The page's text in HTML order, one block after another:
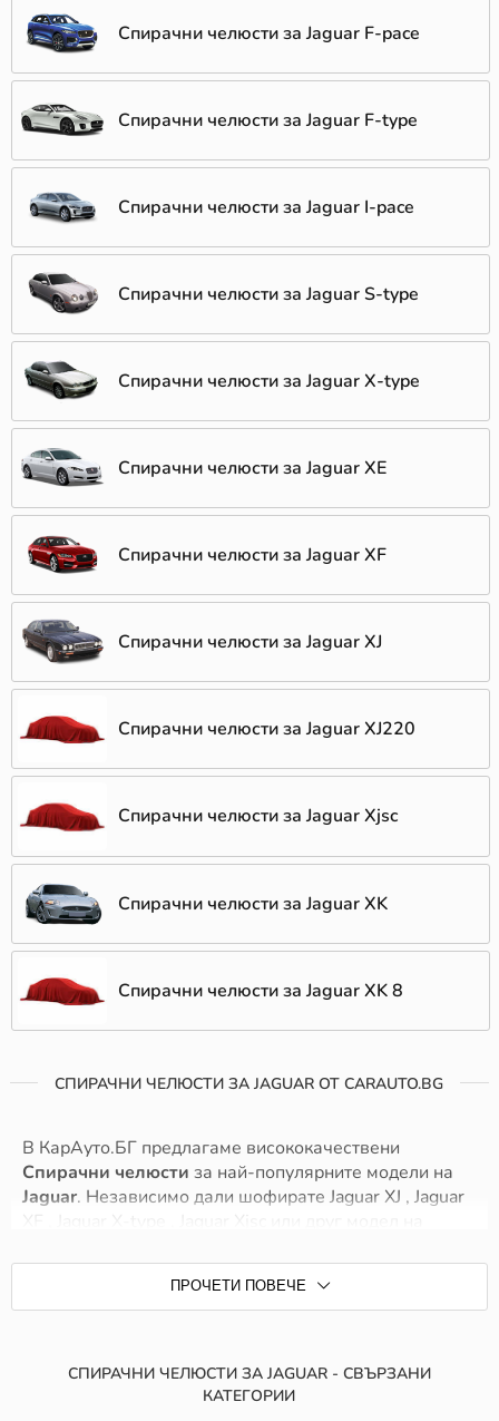
Спирачни челюсти за Jaguar F-pace
Спирачни челюсти за Jaguar F-type
Спирачни челюсти за Jaguar I-pace
Спирачни челюсти за Jaguar S-type
Спирачни челюсти за Jaguar X-type
Спирачни челюсти за Jaguar XE
Спирачни челюсти за Jaguar XF
Спирачни челюсти за Jaguar XJ
Спирачни челюсти за Jaguar XJ220
Спирачни челюсти за Jaguar Xjsc
Спирачни челюсти за Jaguar XK
Спирачни челюсти за Jaguar XK 8
СПИРАЧНИ ЧЕЛЮСТИ ЗА JAGUAR ОТ CARAUTO.BG
В КарАуто.БГ предлагаме висококачествени
Спирачни челюсти за най-популярните модели на
Jaguar. Независимо дали шофирате Jaguar XJ , Jaguar
челюсти, които гарантират безопасност и
надеждност. Нашите продукти са съвместими с
Ние се стремим да предложим най-добрите решения
ПРОЧЕТИ ПОВЕЧЕ
СПИРАЧНИ ЧЕЛЮСТИ ЗА JAGUAR - СВЪРЗАНИ
КАТЕГОРИИ